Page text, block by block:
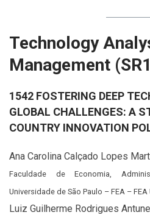
Technology
Management
1542 FOSTERING DEEP
GLOBAL CHALLENGES: A
COUNTRY INNOVATION
Ana Carolina Calçado Lopes
Faculdade de Economia,
Universidade de São Paulo – FEA – FEA
Luiz Guilherme Rodrigues